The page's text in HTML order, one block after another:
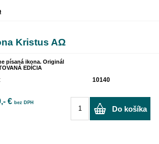
Kristus AΩ
písaná ikona. Originál
EDÍCIA
10140
€ bez DPH
Do košíka